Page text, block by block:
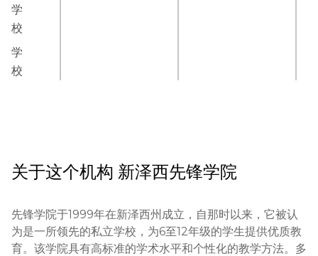
学
校
学
校
关于这个机构 新泽西先锋学院
先锋学院于1999年在新泽西州成立，自那时以来，它被认
为是一所领先的私立学校，为6至12年级的学生提供优质教
育。该学院具有高标准的学术水平和个性化的教学方法。多